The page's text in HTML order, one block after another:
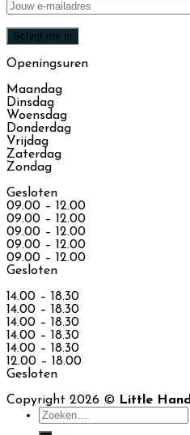
Openingsuren
Maandag
Dinsdag
Woensdag
Donderdag
Vrijdag
Zaterdag
Zondag
Gesloten
09.00 – 12.00
09.00 – 12.00
09.00 – 12.00
09.00 – 12.00
09.00 – 12.00
Gesloten
14.00 – 18.30
14.00 – 18.30
14.00 – 18.30
14.00 – 18.30
14.00 – 18.30
12.00 – 18.00
Gesloten
Copyright 2026 © Little
Zoeken
naar: